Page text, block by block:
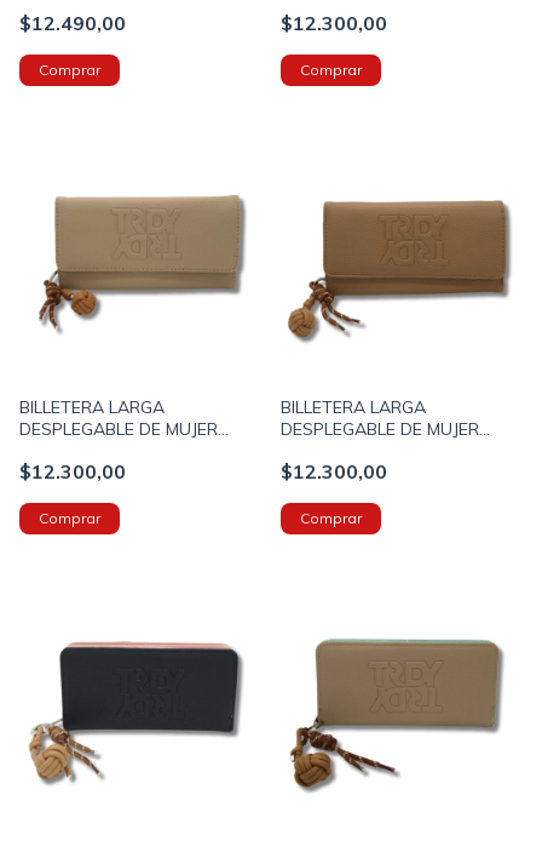
NEGRO (673500071A)
$12.490,00
10X20CM COLOR NEGRO
$12.300,00
BILLETERA LARGA
DESPLEGABLE DE MUJER
10X20CM COLOR BEIGE
$12.300,00
BILLETERA LARGA
DESPLEGABLE DE MUJER
10X20CM COLOR MARRON
$12.300,00